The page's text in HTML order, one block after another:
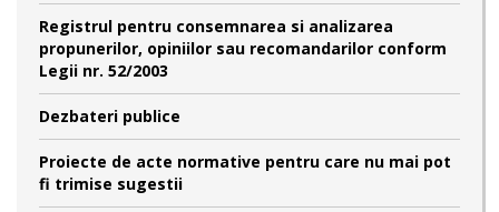
Registrul pentru consemnarea si analizarea
propunerilor, opiniilor sau recomandarilor conform
Legii nr. 52/2003
Dezbateri publice
Proiecte de acte normative pentru care nu mai pot
fi trimise sugestii